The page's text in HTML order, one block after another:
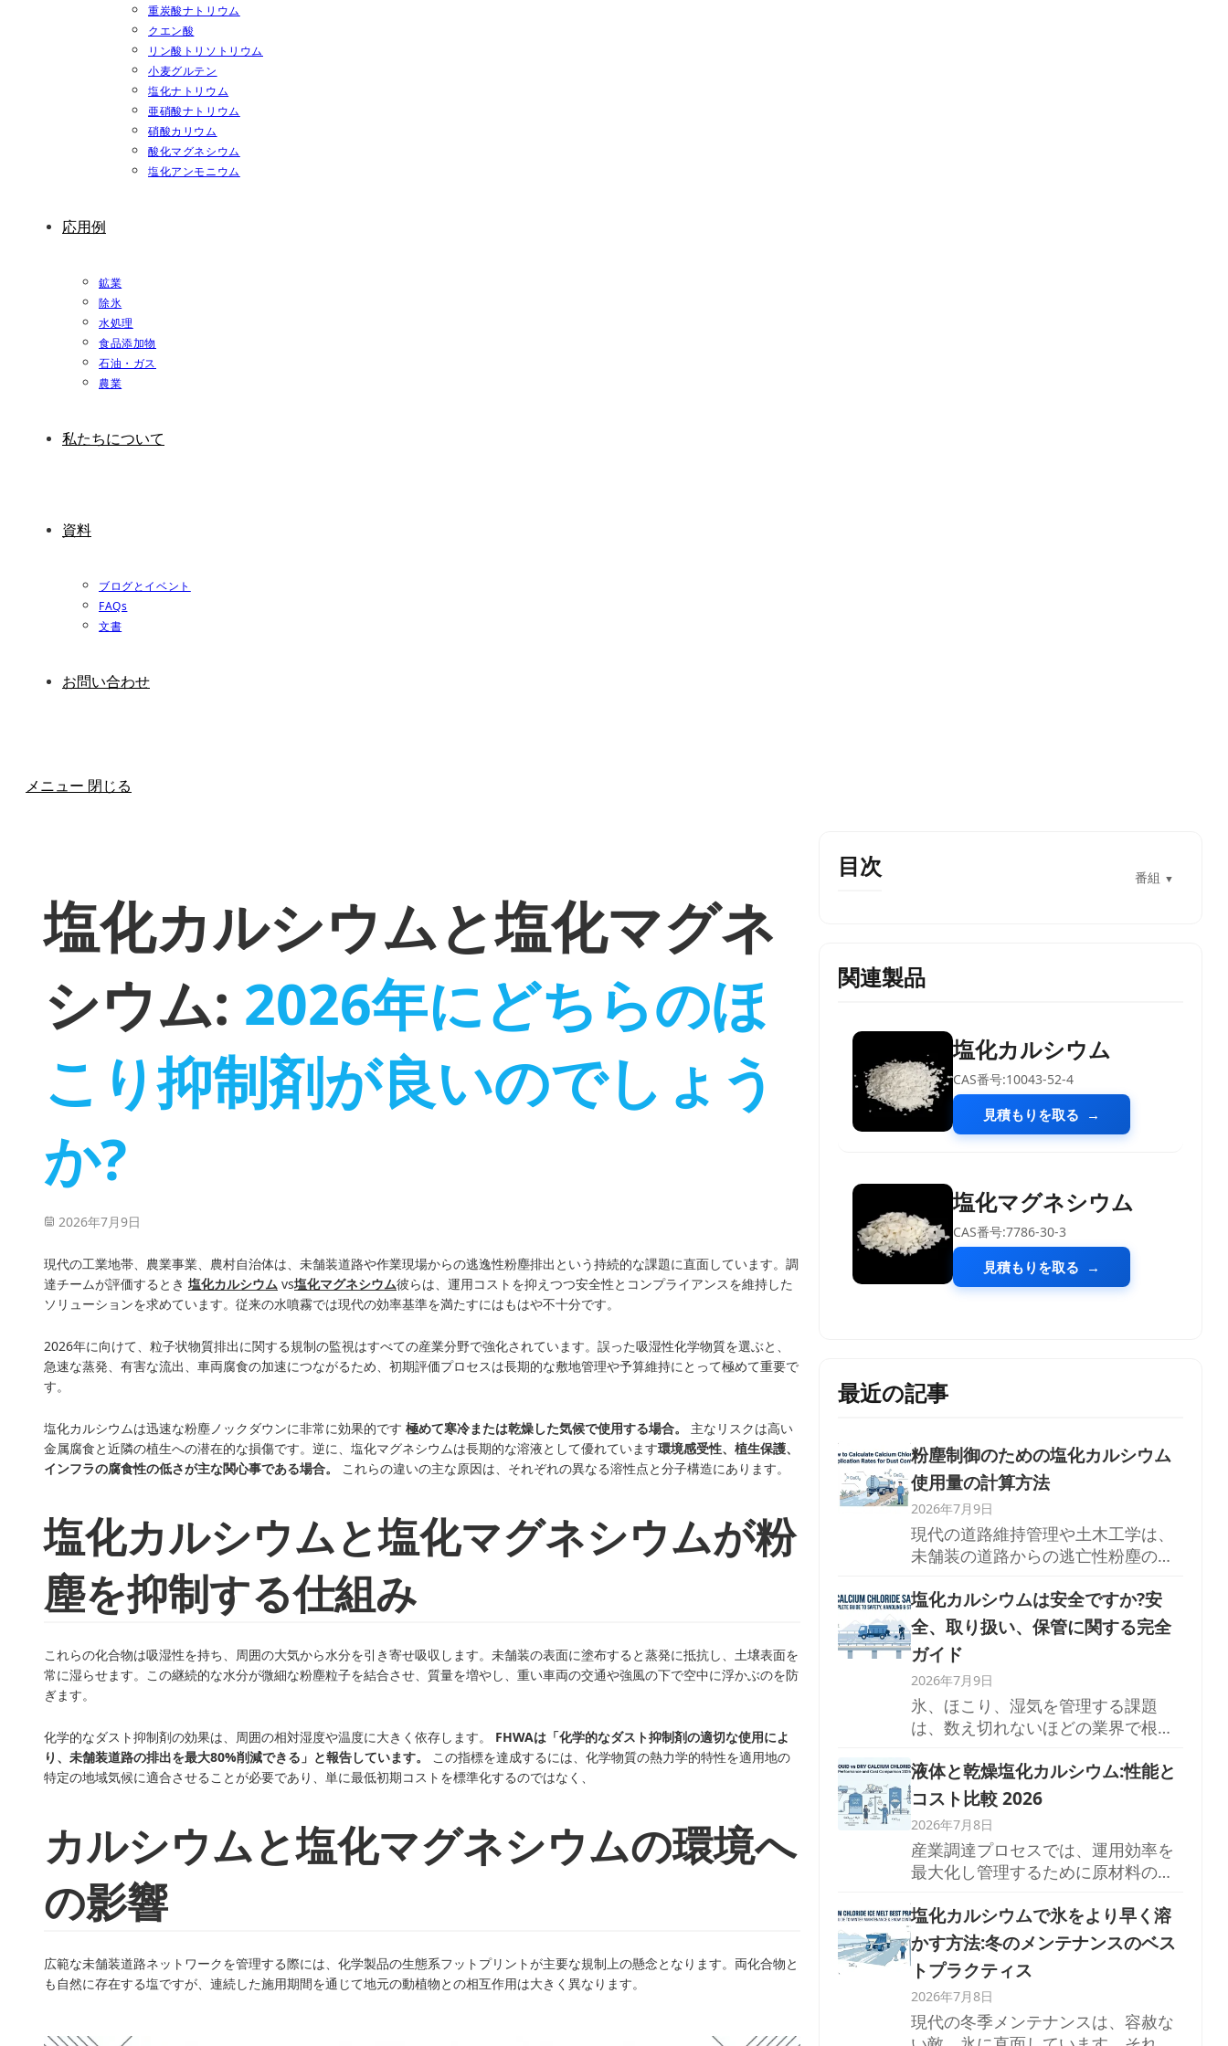
重炭酸ナトリウム
クエン酸
リン酸トリソトリウム
小麦グルテン
塩化ナトリウム
亜硝酸ナトリウム
硝酸カリウム
酸化マグネシウム
塩化アンモニウム
応用例
鉱業
除氷
水処理
食品添加物
石油・ガス
農業
私たちについて
資料
ブログとイベント
FAQs
文書
お問い合わせ
メニュー 閉じる
塩化カルシウムと塩化マグネ
シウム: 2026年にどちらのほ
こり抑制剤が良いのでしょう
か?
2026年7月9日
現代の工業地帯、農業事業、農村自治体は、未舗装道路や作業現場からの逃逸性粉塵排出という持続的な課題に直面しています。調
達チームが評価するとき 塩化カルシウム vs塩化マグネシウム彼らは、運用コストを抑えつつ安全性とコンプライアンスを維持した
ソリューションを求めています。従来の水噴霧では現代の効率基準を満たすにはもはや不十分です。
2026年に向けて、粒子状物質排出に関する規制の監視はすべての産業分野で強化されています。誤った吸湿性化学物質を選ぶと、
急速な蒸発、有害な流出、車両腐食の加速につながるため、初期評価プロセスは長期的な敷地管理や予算維持にとって極めて重要で
す。
塩化カルシウムは迅速な粉塵ノックダウンに非常に効果的です 極めて寒冷または乾燥した気候で使用する場合。
主なリスクは高い
金属腐食と近隣の植生への潜在的な損傷です。逆に、塩化マグネシウムは長期的な溶液として優れています環境感受性、植生保護、
インフラの腐食性の低さが主な関心事である場合。
これらの違いの主な原因は、それぞれの異なる溶性点と分子構造にあります。
塩化カルシウムと塩化マグネシウムが粉
塵を抑制する仕組み
これらの化合物は吸湿性を持ち、周囲の大気から水分を引き寄せ吸収します。未舗装の表面に塗布すると蒸発に抵抗し、土壌表面を
常に湿らせます。この継続的な水分が微細な粉塵粒子を結合させ、質量を増やし、重い車両の交通や強風の下で空中に浮かぶのを防
ぎます。
化学的なダスト抑制剤の効果は、周囲の相対湿度や温度に大きく依存します。 FHWAは「化学的なダスト抑制剤の適切な使用によ
り、未舗装道路の排出を最大80%削減できる」と報告しています。
この指標を達成するには、化学物質の熱力学的特性を適用地の
特定の地域気候に適合させることが必要であり、単に最低初期コストを標準化するのではなく、
カルシウムと塩化マグネシウムの環境へ
の影響
広範な未舗装道路ネットワークを管理する際には、化学製品の生態系フットプリントが主要な規制上の懸念となります。両化合物と
も自然に存在する塩ですが、連続した施用期間を通じて地元の動植物との相互作用は大きく異なります。
目次 番組 ▼
関連製品
塩化カルシウム
CAS番号:10043-52-4
見積もりを取る
塩化マグネシウム
CAS番号:7786-30-3
見積もりを取る
最近の記事
粉塵制御のための塩化カルシウム
使用量の計算方法
2026年7月9日
現代の道路維持管理や土木工学は、
未舗装の道路からの逃亡性粉塵の排
います。
塩化カルシウムは安全ですか?安
全、取り扱い、保管に関する完全
ガイド
2026年7月9日
氷、ほこり、湿気を管理する課題
は、数え切れないほどの業界で根強
液体と乾燥塩化カルシウム:性能と
コスト比較 2026
2026年7月8日
産業調達プロセスでは、運用効率を
最大化し管理するために原材料の厳
塩化カルシウムで氷をより早く溶
かす方法:冬のメンテナンスのベス
トプラクティス
2026年7月8日
現代の冬季メンテナンスは、容赦な